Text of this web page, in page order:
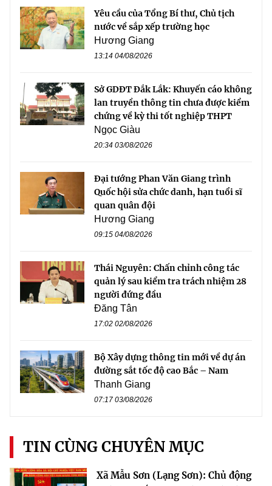
Yêu cầu của Tổng Bí thư, Chủ tịch
nước về sắp xếp trường học
Hương Giang
13:14 04/08/2026
Sở GDĐT Đắk Lắk: Khuyến cáo không
lan truyền thông tin chưa được kiểm
chứng về kỳ thi tốt nghiệp THPT
Ngọc Giàu
20:34 03/08/2026
Đại tướng Phan Văn Giang trình
Quốc hội sửa chức danh, hạn tuổi sĩ
quan quân đội
Hương Giang
09:15 04/08/2026
Thái Nguyên: Chấn chỉnh công tác
quản lý sau kiểm tra trách nhiệm 28
người đứng đầu
Đăng Tân
17:02 02/08/2026
Bộ Xây dựng thông tin mới về dự án
đường sắt tốc độ cao Bắc – Nam
Thanh Giang
07:17 03/08/2026
TIN CÙNG CHUYÊN MỤC
Xã Mẫu Sơn (Lạng Sơn): Chủ động